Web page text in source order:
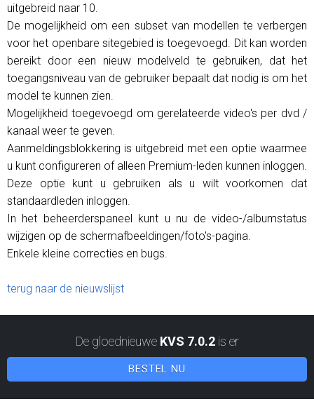
uitgebreid naar 10.
De mogelijkheid om een ​​subset van modellen te verbergen
voor het openbare sitegebied is toegevoegd. Dit kan worden
bereikt door een nieuw modelveld te gebruiken, dat het
toegangsniveau van de gebruiker bepaalt dat nodig is om het
model te kunnen zien.
Mogelijkheid toegevoegd om gerelateerde video's per dvd /
kanaal weer te geven.
Aanmeldingsblokkering is uitgebreid met een optie waarmee
u kunt configureren of alleen Premium-leden kunnen inloggen.
Deze optie kunt u gebruiken als u wilt voorkomen dat
standaardleden inloggen.
In het beheerderspaneel kunt u nu de video-/albumstatus
wijzigen op de schermafbeeldingen/foto's-pagina.
Enkele kleine correcties en bugs.
terug naar de nieuwslijst
De gloednieuwe KVS 7.0.2is er
BESTEL NU